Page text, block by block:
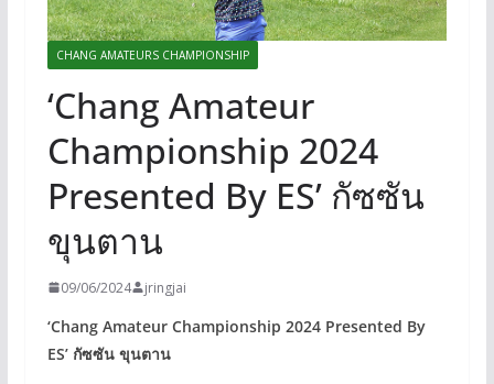
CHANG AMATEURS CHAMPIONSHIP
‘Chang Amateur
Championship 2024
Presented By ES’ กัซซัน
ขุนตาน
09/06/2024 jringjai
‘Chang Amateur Championship 2024 Presented By
ES’ กัซซัน ขุนตาน